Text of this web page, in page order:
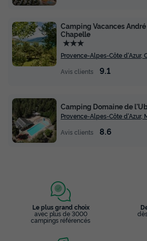
Camping Vacances
Chapelle
★★★
Provence-Alpes-Côte d'Azur,
Avis clients
9.1
Camping Domaine de
Provence-Alpes-Côte d'Azur,
Avis clients
8.6
Le plus grand choix
avec plus de 3000
campings référencés